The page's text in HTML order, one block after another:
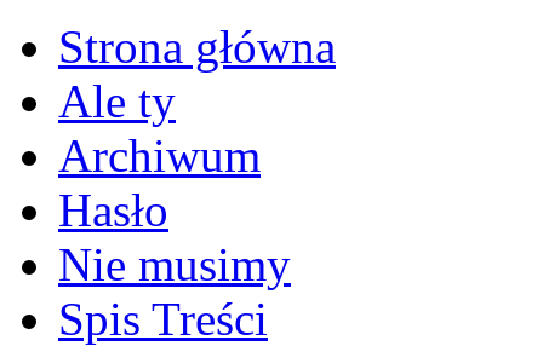
Strona główna
Ale ty
Archiwum
Hasło
Nie musimy
Spis Treści